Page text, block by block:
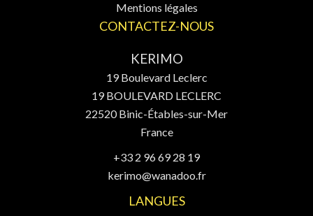
Mentions légales
CONTACTEZ-NOUS
KERIMO
19 Boulevard Leclerc
19 BOULEVARD LECLERC
22520Binic-Étables-sur-Mer
France
+33 2 96 69 28 19
kerimo@wanadoo.fr
LANGUES